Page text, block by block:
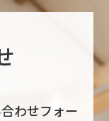
わせフォー